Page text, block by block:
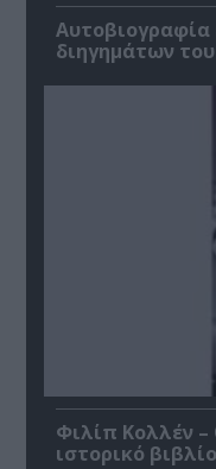
διηγημάτων
Φιλίπ Κολλέν
ιστορικό βιβλίο